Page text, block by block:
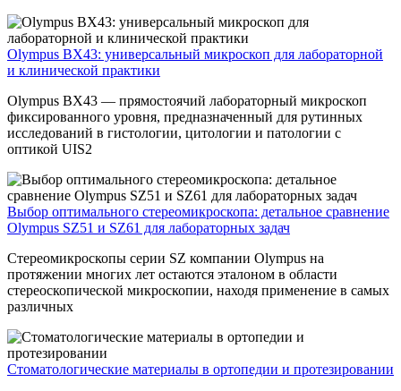
Olympus BX43: универсальный микроскоп для лабораторной
и клинической практики
Olympus BX43 — прямостоячий лабораторный микроскоп
фиксированного уровня, предназначенный для рутинных
исследований в гистологии, цитологии и патологии с
оптикой UIS2
Выбор оптимального стереомикроскопа: детальное сравнение
Olympus SZ51 и SZ61 для лабораторных задач
Стереомикроскопы серии SZ компании Olympus на
протяжении многих лет остаются эталоном в области
стереоскопической микроскопии, находя применение в самых
различных
Стоматологические материалы в ортопедии и протезировании